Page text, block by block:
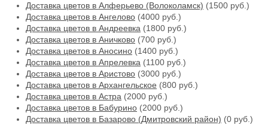
Доставка цветов в Алферьево (Волоколамск) (1500 руб.)
Доставка цветов в Ангелово (4000 руб.)
Доставка цветов в Андреевка (1800 руб.)
Доставка цветов в Аничково (700 руб.)
Доставка цветов в Аносино (1400 руб.)
Доставка цветов в Апрелевка (1100 руб.)
Доставка цветов в Аристово (3000 руб.)
Доставка цветов в Архангельское (800 руб.)
Доставка цветов в Астра (2000 руб.)
Доставка цветов в Бабурино (2000 руб.)
Доставка цветов в Базарово (Дмитровский район) (0 руб.)